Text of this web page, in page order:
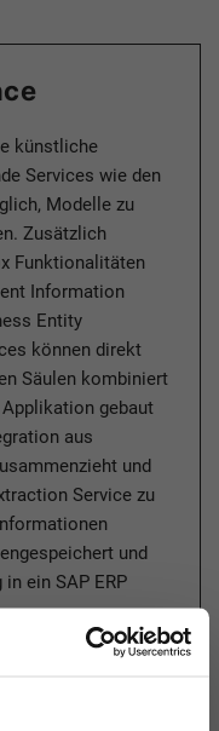
künstliche
Services wie den
Modelle zu
Zusätzlich
Funktionalitäten
Information
Entity
können direkt
Säulen kombiniert
gebaut
aus
und
Service zu
und
ein SAP ERP